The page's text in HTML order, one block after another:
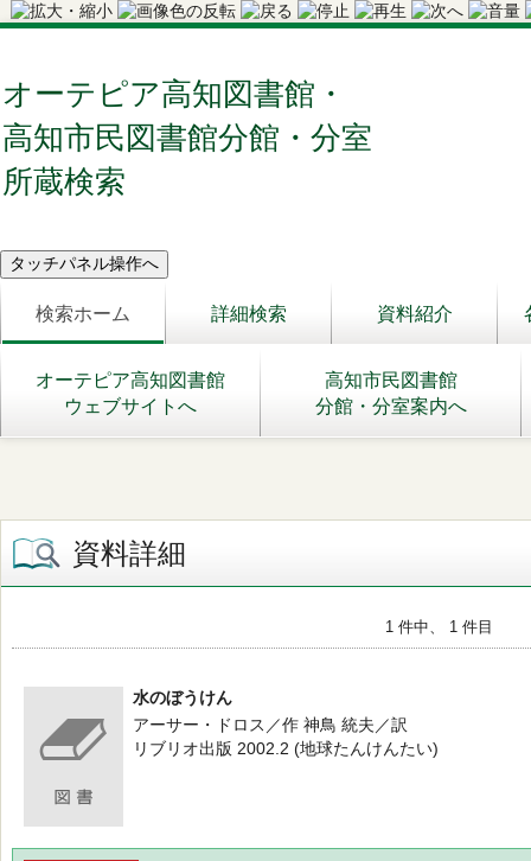
オーテピア高知図書館・
高知市民図書館分館・分室
所蔵検索
検索ホーム 詳細検索 資料紹介
オーテピア高知図書館
ウェブサイトへ
高知市民図書館
分館・分室案内へ
資料詳細
1 件中、 1 件目
水のぼうけん
アーサー・ドロス／作 神鳥 統夫／訳
リブリオ出版 2002.2 (地球たんけんたい)